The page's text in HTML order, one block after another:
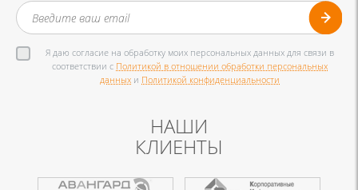
Я даю согласие на обработку моих персональных данных для связи в
соответствии с Политикой в отношении обработки персональных
данных и Политикой конфиденциальности
НАШИ
КЛИЕНТЫ